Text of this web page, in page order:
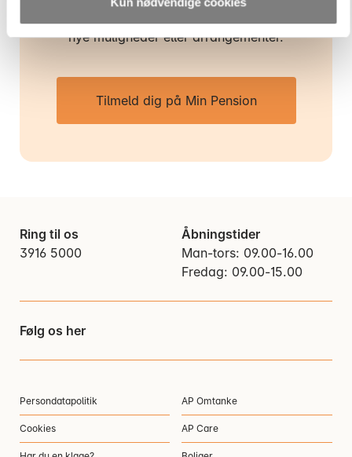
nye muligheder eller arrangementer.
Tilmeld dig på Min Pension
Ring til os
3916 5000
Åbningstider
Man-tors: 09.00-16.00
Fredag: 09.00-15.00
Følg os her
Persondatapolitik
Cookies
AP Omtanke
AP Care